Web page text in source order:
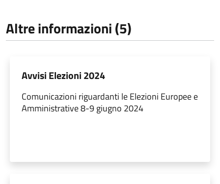
Altre informazioni (5)
Avvisi Elezioni 2024
Comunicazioni riguardanti le Elezioni Europee e
Amministrative 8-9 giugno 2024